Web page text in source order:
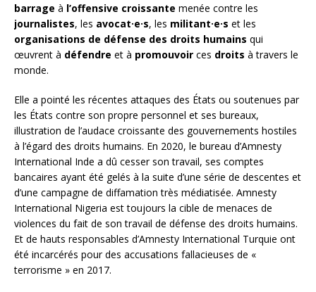
barrage à l’offensive croissante menée contre les
journalistes, les avocat·e·s, les militant·e·s et les
organisations de défense des droits humains qui
œuvrent à défendre et à promouvoir ces droits à travers le
monde.
Elle a pointé les récentes attaques des États ou soutenues par
les États contre son propre personnel et ses bureaux,
illustration de l’audace croissante des gouvernements hostiles
à l’égard des droits humains. En 2020, le bureau d’Amnesty
International Inde a dû cesser son travail, ses comptes
bancaires ayant été gelés à la suite d’une série de descentes et
d’une campagne de diffamation très médiatisée. Amnesty
International Nigeria est toujours la cible de menaces de
violences du fait de son travail de défense des droits humains.
Et de hauts responsables d’Amnesty International Turquie ont
été incarcérés pour des accusations fallacieuses de «
terrorisme » en 2017.